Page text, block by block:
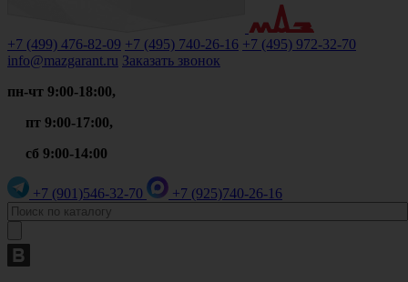
+7 (499) 476-82-09 +7 (495) 740-26-16 +7 (495) 972-32-70
info@mazgarant.ru Заказать звонок
пн-чт 9:00-18:00,
пт 9:00-17:00,
сб 9:00-14:00
+7 (901)546-32-70 +7 (925)740-26-16